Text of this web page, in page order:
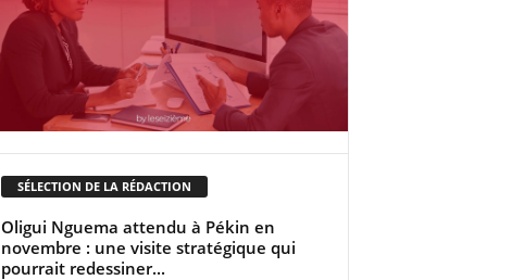
SÉLECTION DE LA RÉDACTION
Oligui Nguema attendu à Pékin en
novembre : une visite stratégique qui
pourrait redessiner...